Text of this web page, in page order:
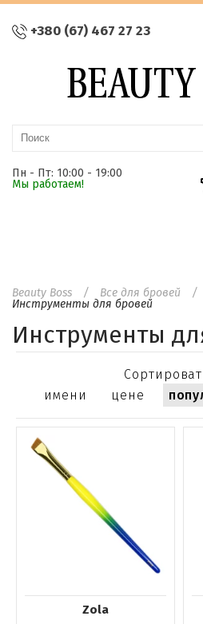
+380 (67) 467 27 23
Пн - Пт: 10:00 - 19:00
Мы работаем!
Beauty Boss
Все для бровей
Инструменты для бровей
Инструменты
имени
цене
Zola